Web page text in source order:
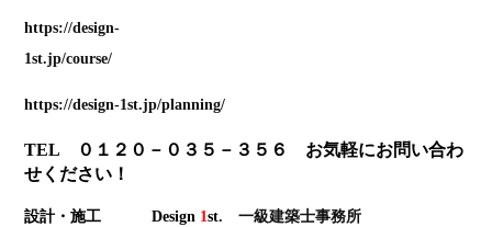
https://design-
1st.jp/course/
https://design-1st.jp/planning/
TEL ０１２０－０３５－３５６ お気軽にお問い合わ
せください！
設計・施工 Design 1st. 一級建築士事務所